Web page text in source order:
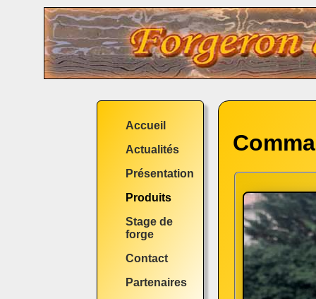
Accueil
Actualités
Présentation
Produits
Stage de
forge
Contact
Partenaires